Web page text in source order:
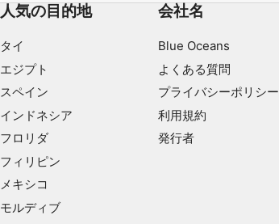
人気の目的地
タイ
エジプト
スペイン
インドネシア
フロリダ
フィリピン
メキシコ
モルディブ
会社名
Blue Oceans
よくある質問
プライバシーポリシー
利用規約
発行者
必要
機能的
広告